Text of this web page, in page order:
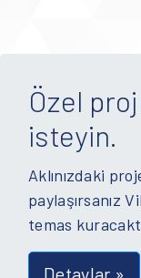
Özel
isteyin.
Aklınızdaki
paylaşırsanız
temas
Detaylar »